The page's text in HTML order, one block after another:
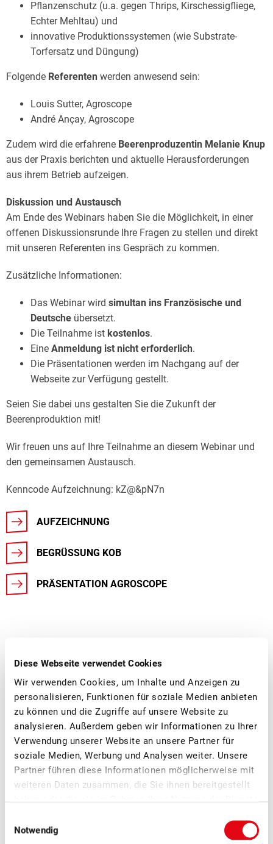
Diese Webseite verwendet Cookies
Wir verwenden Cookies, um Inhalte und Anzeigen zu
personalisieren, Funktionen für soziale Medien anbieten
zu können und die Zugriffe auf unsere Website zu
analysieren. Außerdem geben wir Informationen zu Ihrer
Verwendung unserer Website an unsere Partner für
soziale Medien, Werbung und Analysen weiter. Unsere
Partner führen diese Informationen möglicherweise mit
weiteren Daten zusammen, die Sie ihnen bereitgestellt
Notwendig
Pflanzenschutz (u.a. gegen Thrips, Kirschessigfliege,
Echter Mehltau) und
innovative Produktionssystemen (wie Substrate-
Torfersatz und Düngung)
Folgende Referenten werden anwesend sein:
Louis Sutter, Agroscope
André Ançay, Agroscope
Zudem wird die erfahrene Beerenproduzentin Melanie Knup
aus der Praxis berichten und aktuelle Herausforderungen
aus ihrem Betrieb aufzeigen.
Diskussion und Austausch
Am Ende des Webinars haben Sie die Möglichkeit, in einer
offenen Diskussionsrunde Ihre Fragen zu stellen und direkt
mit unseren Referenten ins Gespräch zu kommen.
Zusätzliche Informationen:
Das Webinar wird simultan ins Französische und
Deutsche übersetzt.
Die Teilnahme ist kostenlos.
Eine Anmeldung ist nicht erforderlich.
Die Präsentationen werden im Nachgang auf der
Webseite zur Verfügung gestellt.
Seien Sie dabei uns gestalten Sie die Zukunft der
Beerenproduktion mit!
Wir freuen uns auf Ihre Teilnahme an diesem Webinar und
den gemeinsamen Austausch.
Kenncode Aufzeichnung: kZ@&pN7n
AUFZEICHNUNG
BEGRÜSSUNG KOB
PRÄSENTATION AGROSCOPE